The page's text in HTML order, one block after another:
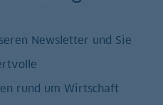
Newsletter und Sie
rund um Wirtschaft